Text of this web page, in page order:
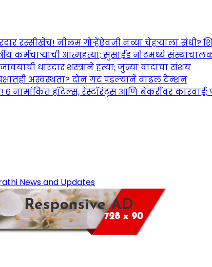
रस्सीखेच! नीलम गोऱ्हेंऐवजी नव्या चेहऱ्याला संधी?
कर्मचाऱ्याची आत्महत्या; सुसाईड नोटमध्ये
धारदार शस्त्राने हत्या; जुन्या वादाचा संशय
अस्वस्थता? दोन गट पडल्याने वाढलं टेन्शन
नामांकित हॉटेल्स, रेस्टॉरंट्स आणि बेकरींवर कारवाई;
for the Latest News